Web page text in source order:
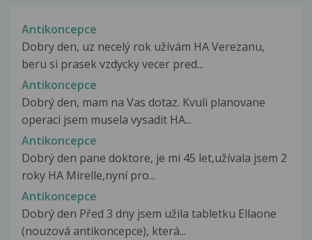
Antikoncepce
Dobry den, uz necelý rok užívám HA Verezanu,
beru si prasek vzdycky vecer pred...
Antikoncepce
Dobrý den, mam na Vas dotaz. Kvuli planovane
operaci jsem musela vysadit HA...
Antikoncepce
Dobrý den pane doktore, je mi 45 let,užívala jsem 2
roky HA Mirelle,nyní pro...
Antikoncepce
Dobrý den Před 3 dny jsem užila tabletku Ellaone
(nouzová antikoncepce), která...